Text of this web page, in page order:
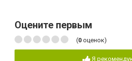
Оцените первым
(0 оценок)
Я